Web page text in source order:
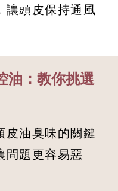
讓頭皮保持通風
油：教你挑選
皮油臭味的關鍵
問題更容易惡